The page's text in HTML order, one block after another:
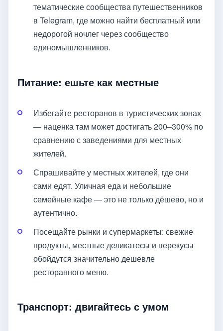
тематические сообщества путешественников
в Telegram, где можно найти бесплатный или
недорогой ночлег через сообщество
единомышленников.
Питание: ешьте как местные
Избегайте ресторанов в туристических зонах
— наценка там может достигать 200–300% по
сравнению с заведениями для местных
жителей.
Спрашивайте у местных жителей, где они
сами едят. Уличная еда и небольшие
семейные кафе — это не только дёшево, но и
аутентично.
Посещайте рынки и супермаркеты: свежие
продукты, местные деликатесы и перекусы
обойдутся значительно дешевле
ресторанного меню.
Транспорт: двигайтесь с умом